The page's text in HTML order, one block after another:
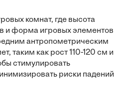
комнат, где высота
и форма игровых элементов
антропометрическим
таким как рост 110-120 см и
стимулировать
риски падений